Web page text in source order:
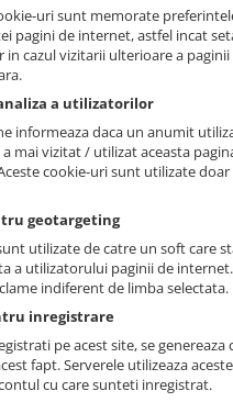
uri sunt memorate
pagini de internet, astfel incat
in cazul vizitarii ulterioare a
a utilizatorilor
informeaza daca un anumit
mai vizitat / utilizat aceasta
cookie-uri sunt utilizate
geotargeting
utilizate de catre un soft care
a utilizatorului paginii de
indiferent de limba selectata.
inregistrare
pe acest site, se genereaza
fapt. Serverele utilizeaza
cu care sunteti inregistrat.